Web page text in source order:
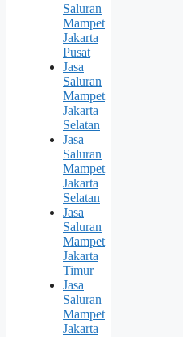
Saluran
Mampet
Jakarta
Pusat
Jasa
Saluran
Mampet
Jakarta
Selatan
Jasa
Saluran
Mampet
Jakarta
Selatan
Jasa
Saluran
Mampet
Jakarta
Timur
Jasa
Saluran
Mampet
Jakarta